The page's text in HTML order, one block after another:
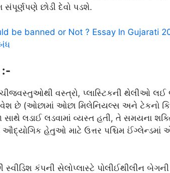
છોડી દેવો પડશે.
be banned or Not ? Essay In Gujarati
:-
વસ્ત્રો, પ્લાસ્ટિકની થેલીઓ
છે (ઓછામાં ઓછા મિલેનિયલ્સ અને ટેકનો
સાથે લડાઈ લડવામાં વ્યસ્ત હતી, તે સમયના
ઔદ્યોગિક હેતુઓ માટે ઉત્તર પશ્ચિમ ઈંગ્લેન્ડમાં
કંપની સેલોપ્લાસ્ટે પોલીઈથીલીન